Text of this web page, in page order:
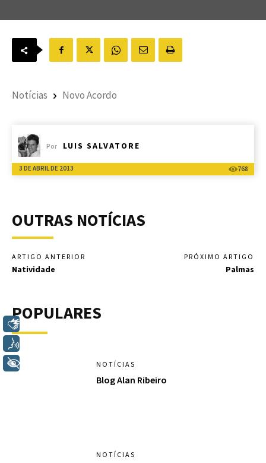
Notícias Novo Acordo
Por LUIS SALVATORE
3 DE ABRIL DE 2013 768
OUTRAS NOTÍCIAS
ARTIGO ANTERIOR
Natividade
PRÓXIMO ARTIGO
Palmas
POPULARES
NOTÍCIAS
Blog Alan Ribeiro
NOTÍCIAS
+ Acessibilidade